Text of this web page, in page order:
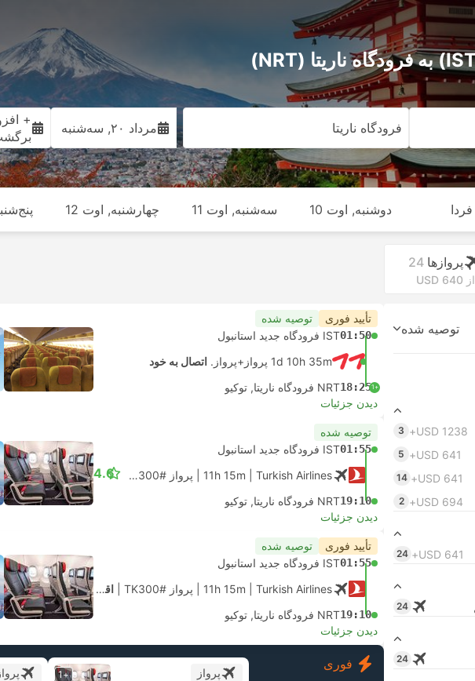
فرودگاه ناریتا مرداد ۲۰, سه‌شنبه
+
فردا دوشنبه, اوت 10 سه‌شنبه, اوت 11 چهارشنبه, اوت 12
پرواز‌ها 24
از USD 640
توصیه شده
USD 1238+
3
USD 641+
5
USD 641+
14
USD 694+
2
USD 641+
24
24
24
تأیید فوری توصیه شده
01:50IST فرودگاه جدید استانبول
1d 10h 35m پرواز+پرواز.
اتصال به خود
+1
18:25NRT فرودگاه ناریتا, توکیو
دیدن جزئیات
توصیه شده
01:55IST فرودگاه جدید استانبول
11h 15m | Turkish Airlines پرواز #TK300 |اقتصادی
19:10NRT فرودگاه ناریتا, توکیو
4.6
دیدن جزئیات
تأیید فوری توصیه شده
01:55IST فرودگاه جدید استانبول
11h 15m | Turkish Airlines پرواز #TK300 اقتصادی
19:10NRT فرودگاه ناریتا, توکیو
دیدن جزئیات
فوری
پرواز +1 پرواز